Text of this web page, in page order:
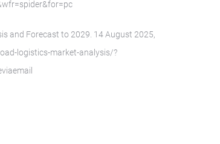
and Forecast to 2029. 14 August 2025,
logistics-market-analysis/?